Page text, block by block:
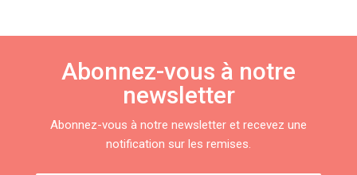
Abonnez-vous à notre
newsletter
Abonnez-vous à notre newsletter et recevez une
notification sur les remises.